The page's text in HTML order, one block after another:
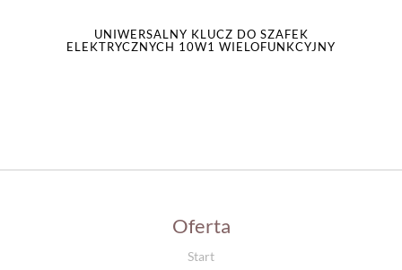
UNIWERSALNY KLUCZ DO SZAFEK
ELEKTRYCZNYCH 10W1 WIELOFUNKCYJNY
Oferta
Start